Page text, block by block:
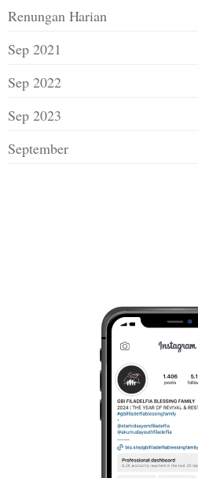
Renungan Harian
Sep 2021
Sep 2022
Sep 2023
September